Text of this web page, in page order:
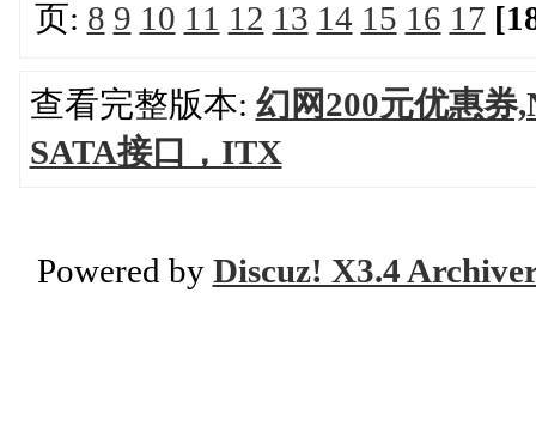
页: 8 9 10 11 12 13 14 15 16 17
查看完整版本: 幻网200元优惠券
SATA接口，ITX
Powered by Discuz! X3.4